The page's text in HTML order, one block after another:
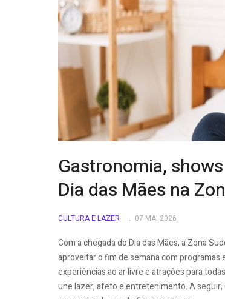
Gastronomia,
Dia das Mães na
CULTURA E LAZER 07 MAI 2026
Com a chegada do Dia das Mães, a Zona
aproveitar o fim de semana com
experiências ao ar livre e atrações para
une lazer, afeto e entretenimento. A